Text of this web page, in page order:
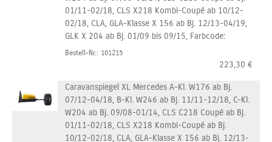
01/11-02/18, CLS X218 Kombi-Coupé ab 10/12-
02/18, CLA, GLA-Klasse X 156 ab Bj. 12/13-04/19,
GLK X 204 ab Bj. 01/09 bis 09/15, Farbcode:
Bestell-Nr.: 101215
223,30 €
Caravanspiegel XL Mercedes A-Kl. W176 ab Bj.
07/12-04/18, B-Kl. W246 ab Bj. 11/11-12/18, C-Kl.
W204 ab Bj. 09/08-01/14, CLS C218 Coupé ab Bj.
01/11-02/18, CLS X218 Kombi-Coupé ab Bj.
10/12-02/18, CLA, GLA-Klasse X 156 ab Bj. 12/13-